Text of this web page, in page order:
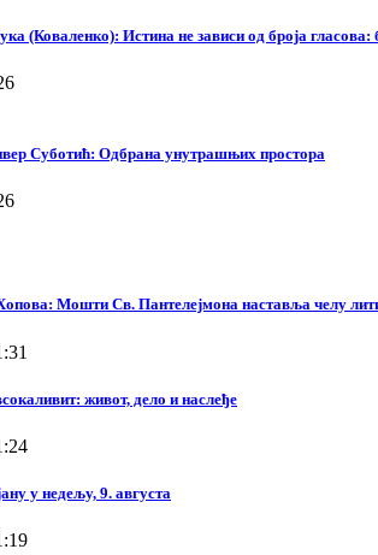
(Коваленко): Истина не зависи од броја гласова:
Суботић: Одбрана унутрашњих простора
Мошти Св. Пантелејмона наставља челу
живот, дело и наслеђе
у недељу, 9. августа